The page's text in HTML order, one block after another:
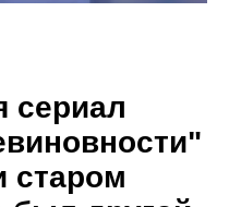
сериал
старом